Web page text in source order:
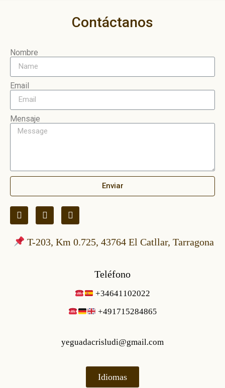
Contáctanos
Nombre
Email
Mensaje
Enviar
T-203, Km 0.725, 43764 El Catllar, Tarragona
Teléfono
+34641102022
+491715284865
yeguadacrisludi@gmail.com
Idiomas